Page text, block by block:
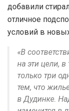
добавили
отличное
условий в
«В
на эти цели,
только три
тем, что
в Дудинке.